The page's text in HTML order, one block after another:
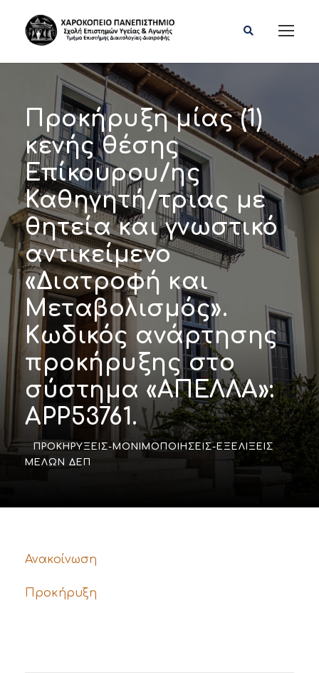
Προκήρυξη μίας (1)
κενής θέσης
Επίκουρου/ης
Καθηγητή/τριας με
θητεία και γνωστικό
αντικείμενο
«Διατροφή και
Μεταβολισμός».
Κωδικός ανάρτησης
προκήρυξης στο
σύστημα «ΑΠΕΛΛΑ»:
APP53761.
ΠΡΟΚΗΡΎΞΕΙΣ-ΜΟΝΙΜΟΠΟΙΉΣΕΙΣ-ΕΞΕΛΊΞΕΙΣ
ΜΕΛΏΝ ΔΕΠ
Ανακοίνωση
Προκήρυξη